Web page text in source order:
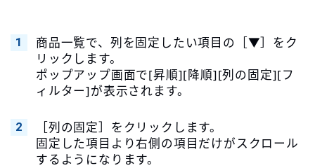
商品一覧で、列を固定したい項目の［▼］をク
リックします。
ポップアップ画面で[昇順][降順][列の固定][フ
ィルター]が表示されます。
［列の固定］をクリックします。
固定した項目より右側の項目だけがスクロール
するようになります。